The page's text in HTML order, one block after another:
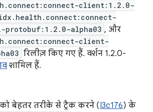
client:1.2.0-
alpha03 , और
client-
रिलीज़ किए गए हैं. वर्शन 1.2.0-
शामिल हैं.
बेहतर तरीके से ट्रैक करने (I3c176) के